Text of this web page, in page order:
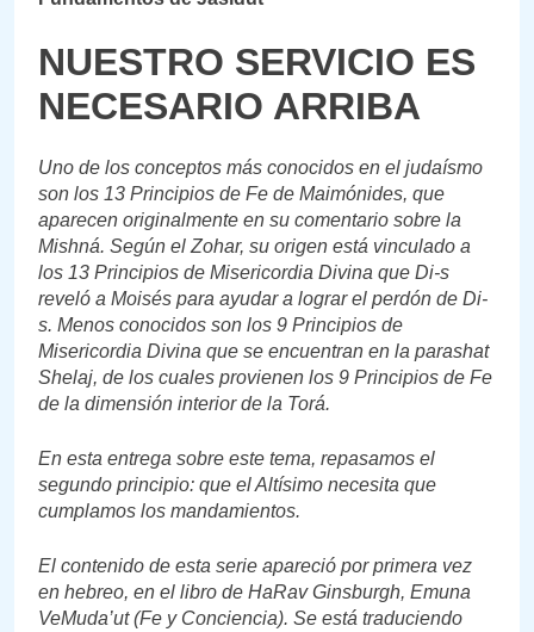
NUESTRO SERVICIO ES
NECESARIO ARRIBA
Uno de los conceptos más conocidos en el judaísmo
son los 13 Principios de Fe de Maimónides, que
aparecen originalmente en su comentario sobre la
Mishná. Según el Zohar, su origen está vinculado a
los 13 Principios de Misericordia Divina que Di-s
reveló a Moisés para ayudar a lograr el perdón de Di-
s. Menos conocidos son los 9 Principios de
Misericordia Divina que se encuentran en la parashat
Shelaj, de los cuales provienen los 9 Principios de Fe
de la dimensión interior de la Torá.
En esta entrega sobre este tema, repasamos el
segundo principio: que el Altísimo necesita que
cumplamos los mandamientos.
El contenido de esta serie apareció por primera vez
en hebreo, en el libro de HaRav Ginsburgh, Emuna
VeMuda’ut (Fe y Conciencia). Se está traduciendo